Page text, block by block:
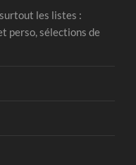
les listes :
perso, sélections de